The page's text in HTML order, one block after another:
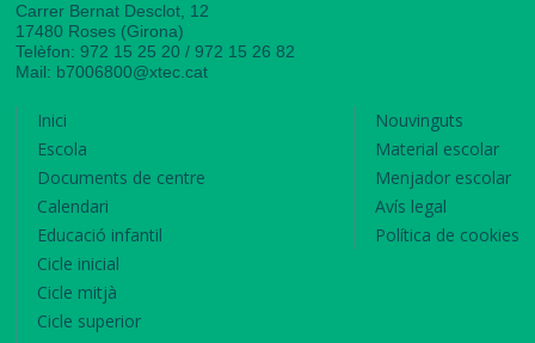
Carrer Bernat Desclot, 12
17480 Roses (Girona)
Telèfon: 972 15 25 20 / 972 15 26 82
Mail: b7006800@xtec.cat
Nouvinguts
Material escolar
Menjador escolar
Avís legal
Política de cookies
Inici
Escola
Documents de centre
Calendari
Educació infantil
Cicle inicial
Cicle mitjà
Cicle superior